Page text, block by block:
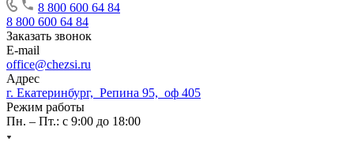
8 800 600 64 84
8 800 600 64 84
Заказать звонок
E-mail
office@chezsi.ru
Адрес
г. Екатеринбург, Репина 95, оф 405
Режим работы
Пн. – Пт.: с 9:00 до 18:00